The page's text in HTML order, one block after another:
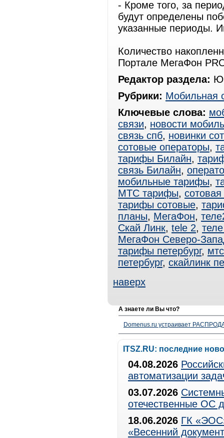
- Кроме того, за
будут определены
указанные периоды.
Количество
Портале МегаФон
Редактор раздела:
Рубрики: Мобильная
Ключевые слова:
связи, новости
связь спб, новинки
сотовые операторы,
тарифы Билайн,
связь Билайн,
мобильные тарифы,
МТС тарифы,
тарифы сотовые,
планы, МегаФон,
Скай Линк, tele 2,
МегаФон Северо-
тарифы петербург,
петербург, скайлинк
наверх
А знаете ли Вы что?
Domenus.ru устраивает
ITSZ.RU: последние
04.08.2026
автоматизации
03.07.2026
отечественные ОС
18.06.2026 ГК
«Весенний